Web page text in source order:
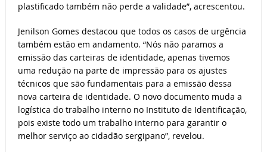
plastificado também não perde a validade”, acrescentou.
Jenilson Gomes destacou que todos os casos de urgência
também estão em andamento. “Nós não paramos a
emissão das carteiras de identidade, apenas tivemos
uma redução na parte de impressão para os ajustes
técnicos que são fundamentais para a emissão dessa
nova carteira de identidade. O novo documento muda a
logística do trabalho interno no Instituto de Identificação,
pois existe todo um trabalho interno para garantir o
melhor serviço ao cidadão sergipano”, revelou.